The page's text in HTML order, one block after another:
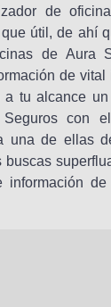
de
útil, de ahí
de Aura
de vital
a tu alcance
con
una de ellas
buscas
información